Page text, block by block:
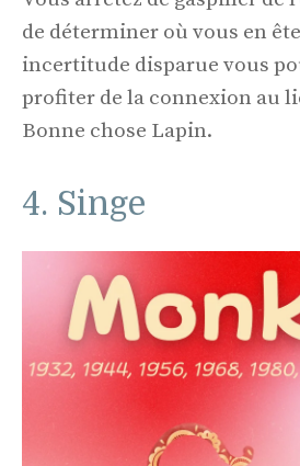
de déterminer où vous en
incertitude disparue vous
profiter de la connexion au
Bonne chose Lapin.
4. Singe